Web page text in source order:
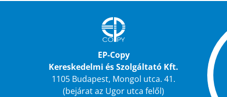
EP-Copy
Kereskedelmi és Szolgáltató Kft.
1105 Budapest, Mongol utca. 41.
(bejárat az Ugor utca felől)